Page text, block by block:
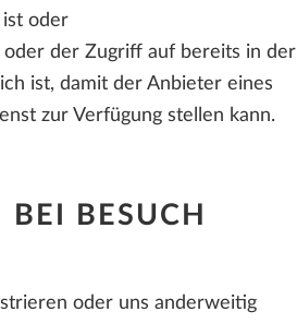
oder
der Zugriff auf bereits in der
ist, damit der Anbieter eines
zur Verfügung stellen kann.
BESUCH
oder uns anderweitig